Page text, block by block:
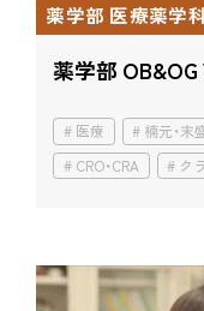
薬学部 医療薬学
薬学部 OB&OG
医療 楠元・末
CRO・CRA
ク